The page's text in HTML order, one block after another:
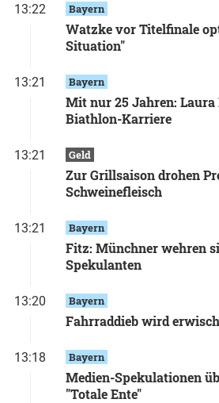
13:22 Bayern
Watzke vor Titelfinale
Situation"
13:21 Bayern
Mit nur 25 Jahren: Laura
Biathlon-Karriere
13:21 Geld
Zur Grillsaison drohen
Schweinefleisch
13:21 Bayern
Fitz: Münchner wehren
Spekulanten
13:20 Bayern
Fahrraddieb wird
13:18 Bayern
Medien-Spekulationen
"Totale Ente"